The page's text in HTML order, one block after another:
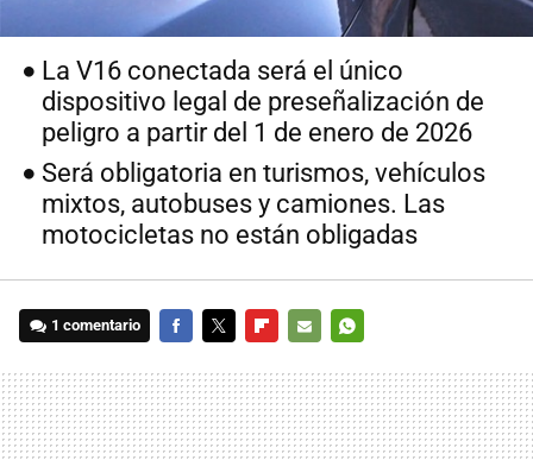
La V16 conectada será el único
dispositivo legal de preseñalización de
peligro a partir del 1 de enero de 2026
Será obligatoria en turismos, vehículos
mixtos, autobuses y camiones. Las
motocicletas no están obligadas
1 comentario
MAIL